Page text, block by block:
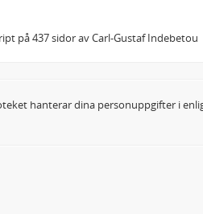
på 437 sidor av Carl-Gustaf Indebetou
hanterar dina personuppgifter i